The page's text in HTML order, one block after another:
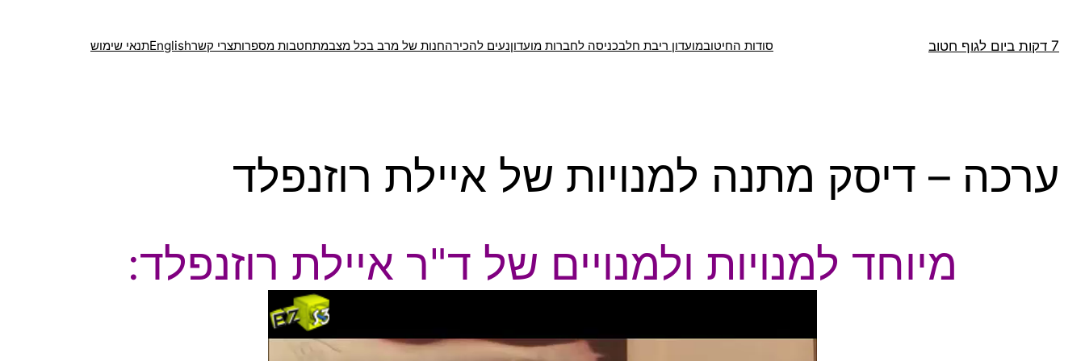
7 דקות ביום לגוף חטוב
סודות החיטובמועדון ריבת חלבכניסה לחברות מועדוןנעים להכירהחנות של מרב בכל מצבמתחטבות מספרותצרי קשרEnglishתנאי שימוש
ערכה – דיסק מתנה למנויות של איילת רוזנפלד
מיוחד למנויות ולמנויים של ד"ר איילת רוזנפלד: